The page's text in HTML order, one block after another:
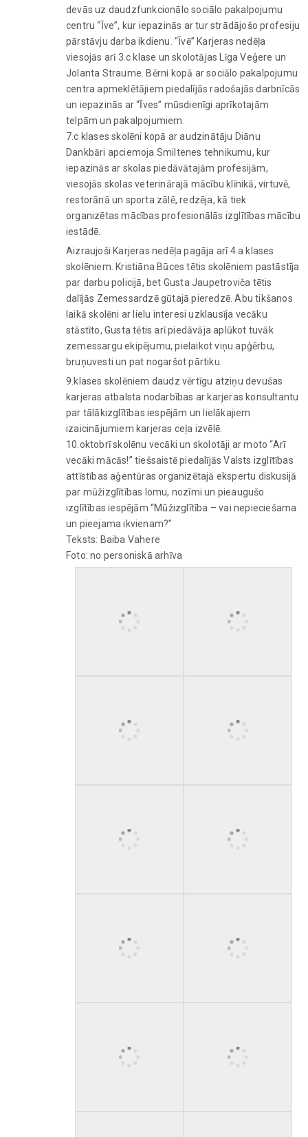
devās uz daudzfunkcionālo sociālo pakalpojumu
centru “Īve”, kur iepazinās ar tur strādājošo profesiju
pārstāvju darba ikdienu. “Īvē” Karjeras nedēļa
viesojās arī 3.c klase un skolotājas Līga Veģere un
Jolanta Straume. Bērni kopā ar sociālo pakalpojumu
centra apmeklētājiem piedalījās radošajās darbnīcās
un iepazinās ar “Īves” mūsdienīgi aprīkotajām
telpām un pakalpojumiem.
7.c klases skolēni kopā ar audzinātāju Diānu
Dankbāri apciemoja Smiltenes tehnikumu, kur
iepazinās ar skolas piedāvātajām profesijām,
viesojās skolas veterinārajā mācību klīnikā, virtuvē,
restorānā un sporta zālē, redzēja, kā tiek
organizētas mācības profesionālās izglītības mācību
iestādē.
Aizraujoši Karjeras nedēļa pagāja arī 4.a klases
skolēniem. Kristiāna Būces tētis skolēniem pastāstīja
par darbu policijā, bet Gusta Jaupetroviča tētis
dalījās Zemessardzē gūtajā pieredzē. Abu tikšanos
laikā skolēni ar lielu interesi uzklausīja vecāku
stāstīto, Gusta tētis arī piedāvāja aplūkot tuvāk
zemessargu ekipējumu, pielaikot viņu apģērbu,
bruņuvesti un pat nogaršot pārtiku.
9.klases skolēniem daudz vērtīgu atziņu devušas
karjeras atbalsta nodarbības ar karjeras konsultantu
par tālākizglītības iespējām un lielākajiem
izaicinājumiem karjeras ceļa izvēlē.
10.oktobrī skolēnu vecāki un skolotāji ar moto “Arī
vecāki mācās!” tiešsaistē piedalījās Valsts izglītības
attīstības aģentūras organizētajā ekspertu diskusijā
par mūžizglītības lomu, nozīmi un pieaugušo
izglītības iespējām “Mūžizglītība – vai nepieciešama
un pieejama ikvienam?”
Teksts: Baiba Vahere
Foto: no personiskā arhīva